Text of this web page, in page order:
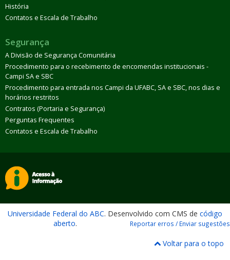
História
Contatos e Escala de Trabalho
Segurança
A Divisão de Segurança Comunitária
Procedimento para o recebimento de encomendas institucionais -
Campi SA e SBC
Procedimento para entrada nos Campi da UFABC, SA e SBC, nos dias e
horários restritos
Contratos (Portaria e Segurança)
Perguntas Frequentes
Contatos e Escala de Trabalho
Universidade Federal do ABC. Desenvolvido com CMS de código
aberto. Reportar erros / Enviar sugestões
Voltar para o topo